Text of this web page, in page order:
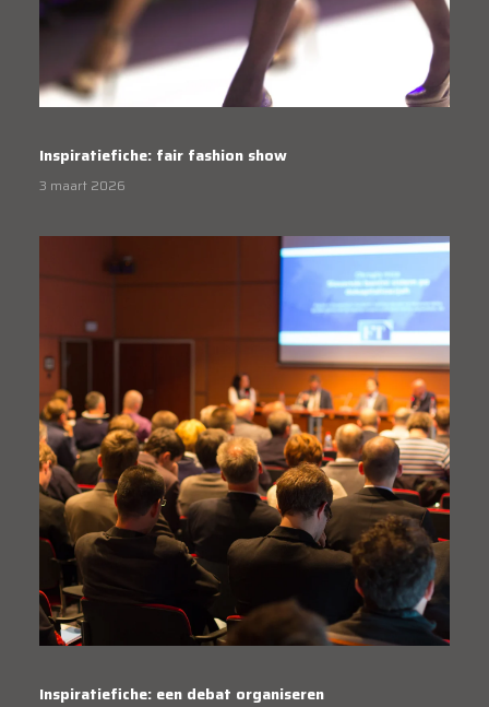
Inspiratiefiche: fair fashion show
3 maart 2026
Inspiratiefiche: een debat organiseren